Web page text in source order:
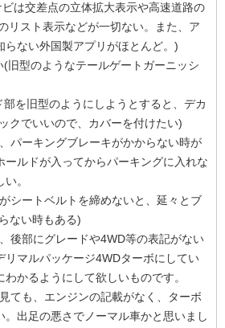
は交差点の立体拡大表示や高速道路の
リスト表示などが一切ない。また、ア
らない外国製アプリがほとんど。)
旧型のようなテールゲートガーニッシ
を旧型のようにしようとすると、デカ
クでいいので、カバーを付けたい)
パーキングブレーキがかからない時が
ールドが入ってからパーキングに入れな
。
シートベルトを締めないと、延々とブ
ない時もある)
後部にグレードや4WD等の表記がない
リマルパッケージ4WDターボにしてい
かるようにして欲しいものです。
ても、エンジンの記載がなく、ターボ
。出足の悪さでノーマル車かと思いまし